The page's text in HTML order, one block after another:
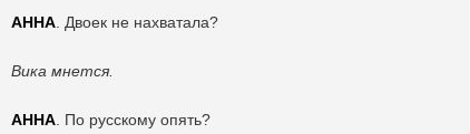
АННА . Двоек не нахватала?
Вика мнется.
АННА . По русскому опять?